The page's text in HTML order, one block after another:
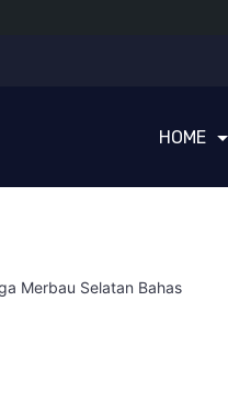
HOME
Merbau Selatan Bahas